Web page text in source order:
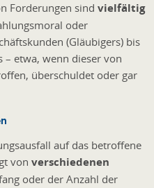
Forderungen sind vielfältig
oder
(Gläubigers) bis
– etwa, wenn dieser von
überschuldet oder gar
auf das betroffene
von verschiedenen
oder der Anzahl der